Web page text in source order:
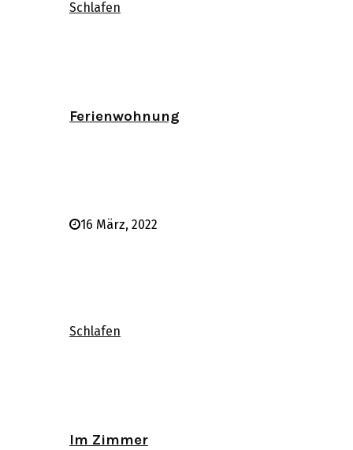
Schlafen
Ferienwohnung
16 März, 2022
Schlafen
Im Zimmer